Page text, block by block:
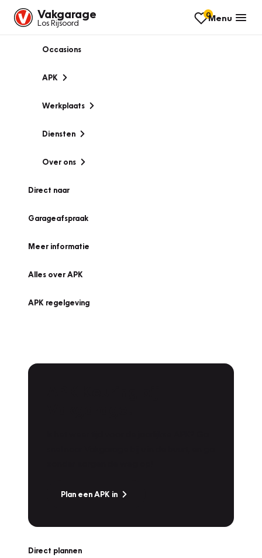
Vakgarage
Los Rijsoord
0Menu
Occasions
APK
Werkplaats
Diensten
Over ons
Direct naar
Garageafspraak
Meer informatie
Alles over APK
APK regelgeving
Plan een APK in
Direct plannen